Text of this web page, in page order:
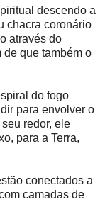
descendo a
chacra coronário
através do
de que também o
do fogo
para envolver o
redor, ele
para a Terra,
conectados a
camadas de